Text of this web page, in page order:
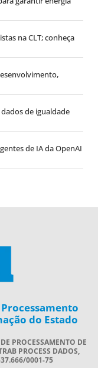
na CLT; conheça
de igualdade
de IA da OpenAI
do Estado
PROCESSAMENTO DE
PROCESS DADOS,
0001-75